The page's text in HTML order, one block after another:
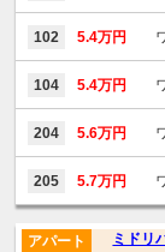
102 5.4万円
104 5.4万円
204 5.6万円
205 5.7万円
ミドリ
アパート